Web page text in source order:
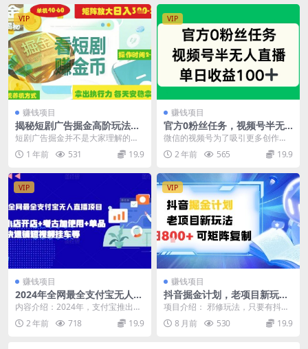
VIP
赚钱项目
揭秘短剧广告掘金高阶玩法，
如何矩阵操作，实现单日2-4
小时收益300+
短剧广告掘金并不是大家理解的短
剧推广，这个项目不是靠流量，而
是纯执行力项目，不需...
1 年前 531 19.9
VIP
赚钱项目
官方0粉丝任务，视频号半无
人直播，单日收入100+
微信的视频号为了吸引更多创作者
和其他平台的流量，开启了创作者
直播新任务，只看直播...
2 年前 565 19.9
VIP
赚钱项目
2024年全网最全支付宝无人直
播项目，支付宝小店开店+考
古加使用+单品快速铺短视频
挂车等
内容介绍：2024年，支付宝推出了
直播功能，潜藏着巨大商机。5亿日
活跃用户，高消...
2 年前 718 19.9
VIP
赚钱项目
抖音掘金计划，老项目新玩
法，日入800+，可矩阵复制
项目介绍： 邪修玩法，只要有抖音
号就可以，可以无限复制，优质的
账号当天就可以变现...
8 月前 530 19.9